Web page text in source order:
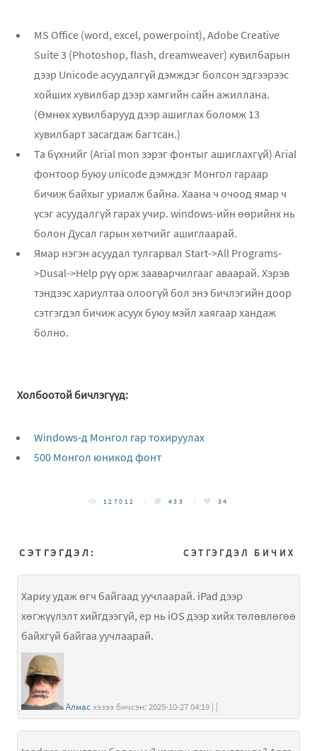
MS Office (word, excel, powerpoint), Adobe Creative
Suite 3 (Photoshop, flash, dreamweaver) хувилбарын
дээр Unicode асуудалгүй дэмждэг болсон эдгээрээс
хойших хувилбар дээр хамгийн сайн ажиллана.
(Өмнөх хувилбарууд дээр ашиглах боломж 13
хувилбарт засагдаж багтсан.)
Та бүхнийг (Arial mon зэрэг фонтыг ашиглахгүй) Arial
фонтоор буюу unicode дэмждэг Монгол гараар
бичиж байхыг уриалж байна. Хаана ч очоод ямар ч
үсэг асуудалгүй гарах учир. windows-ийн өөрийнх нь
болон Дусал гарын хөтчийг ашиглаарай.
Ямар нэгэн асуудал тулгарвал Start->All Programs-
>Dusal->Help рүү орж зааварчилгааг аваарай. Хэрэв
тэндээс хариултаа олоогүй бол энэ бичлэгийн доор
сэтгэгдэл бичиж асуух буюу мэйл хаягаар хандаж
болно.
Холбоотой бичлэгүүд:
Windows-д Монгол гар тохируулах
500 Монгол юникод фонт
127012 433 34
СЭТГЭГДЭЛ БИЧИХ
СЭТГЭГДЭЛ:
Хариу удаж өгч байгаад уучлаарай. iPad дээр
хөгжүүлэлт хийгдээгүй, ер нь iOS дээр хийх төлөвлөгөө
байхгүй байгаа уучлаарай.
Алмас хэзээ бичсэн: 2025-10-27 04:19 | |